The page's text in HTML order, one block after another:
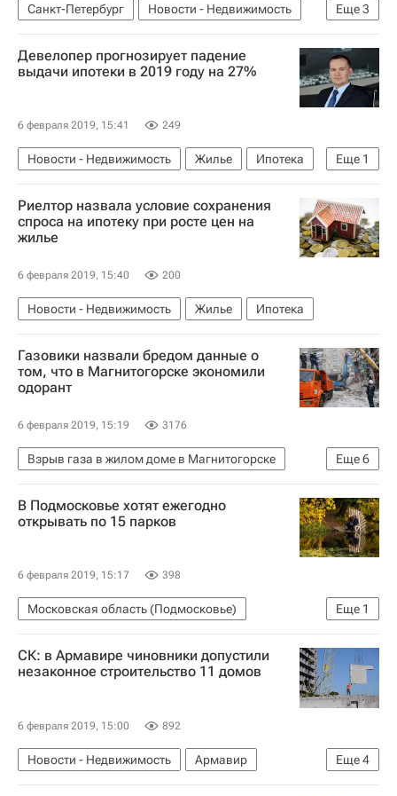
Еще3
Санкт-Петербург
Новости - Недвижимость
Рауф Арашуков
Жилье
Дело клана Арашуковых
Девелопер прогнозирует падение
выдачи ипотеки в 2019 году на 27%
6 февраля 2019, 15:41 249
Еще 1
Новости - Недвижимость Жилье
Ипотека
ГК "А101"
Риелтор назвала условие сохранения
спроса на ипотеку при росте цен на
жилье
6 февраля 2019, 15:40 200
Новости - Недвижимость Жилье Ипотека
Газовики назвали бредом данные о
том, что в Магнитогорске экономили
одорант
6 февраля 2019, 15:19 3176
Еще6
Взрыв газа в жилом доме в Магнитогорске
Новости - Недвижимость
Происшествия
Челябинская область
Магнитогорск
В Подмосковье хотят ежегодно
открывать по 15 парков
6 февраля 2019, 15:17 398
Еще 1
Московская область (Подмосковье)
Новости - Недвижимость
СК: в Армавире чиновники допустили
незаконное строительство 11 домов
6 февраля 2019, 15:00 892
Еще4
Новости - Недвижимость
Армавир
Следственный комитет России (СК РФ)
Жилье